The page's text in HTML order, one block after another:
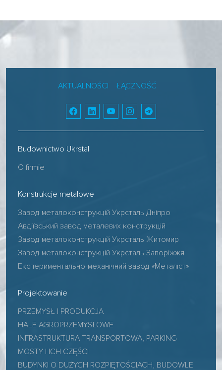
AKTUALNOŚCI ŁĄCZNOŚĆ
Budownictwo Ukrstal
O firmie
Konstrukcje metalowe
Завод металоконструкцій Укрсталь Дніпро
Авдіївський завод металевих конструкцій
Завод металоконструкцій Укрсталь Житомир
Завод металоконструкцій Укрсталь Запоріжжя
Експериментально-механічний завод «Металіст»
Projektowanie
PRZEMYSŁ I PRODUKCJA
HALE AGROPRZEMYSŁOWE
INFRASTRUKTURA TRANSPORTOWA, PARKING
MOSTY I ICH CZĘŚCI
BUDYNKI O DUŻYCH ROZPIĘTOŚCIACH, BUDOWLE